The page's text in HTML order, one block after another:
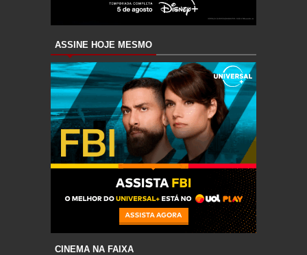
ASSINE HOJE MESMO
CINEMA NA FAIXA